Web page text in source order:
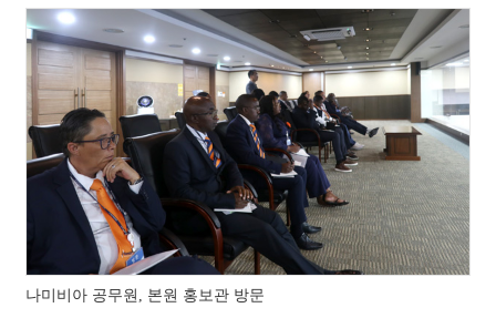
나미비아 공무원, 본원 홍보관 방문